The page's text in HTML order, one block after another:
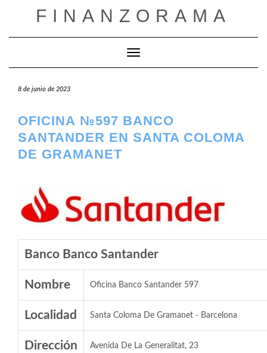
FINANZORAMA
Cambiar modo de navegación
8 de junio de 2023
OFICINA №597 BANCO
SANTANDER EN SANTA COLOMA
DE GRAMANET
Banco Banco Santander
Nombre Oficina Banco Santander 597
Localidad Santa Coloma De Gramanet - Barcelona
Dirección Avenida De La Generalitat, 23